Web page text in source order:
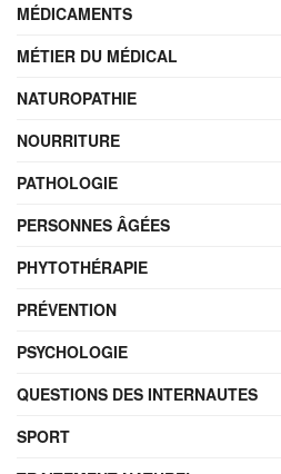
MÉDICAMENTS
MÉTIER DU MÉDICAL
NATUROPATHIE
NOURRITURE
PATHOLOGIE
PERSONNES ÂGÉES
PHYTOTHÉRAPIE
PRÉVENTION
PSYCHOLOGIE
QUESTIONS DES INTERNAUTES
SPORT